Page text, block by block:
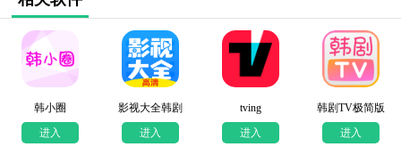
韩小圈
进入
影视大全韩剧
进入
tving
进入
韩剧TV极简版
进入